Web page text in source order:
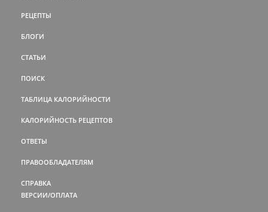
РЕЦЕПТЫ
БЛОГИ
СТАТЬИ
ПОИСК
ТАБЛИЦА КАЛОРИЙНОСТИ
КАЛОРИЙНОСТЬ РЕЦЕПТОВ
ОТВЕТЫ
ПРАВООБЛАДАТЕЛЯМ
СПРАВКА
ВЕРСИИ/ОПЛАТА